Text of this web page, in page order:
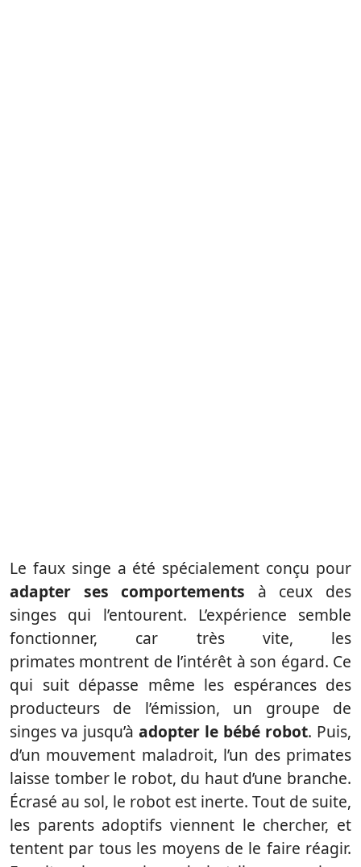
Le faux singe a été spécialement conçu pour
adapter ses comportements à ceux des
singes qui l’entourent. L’expérience semble
fonctionner, car très vite, les
primates montrent de l’intérêt à son égard. Ce
qui suit dépasse même les espérances des
producteurs de l’émission, un groupe de
singes va jusqu’à adopter le bébé robot. Puis,
d’un mouvement maladroit, l’un des primates
laisse tomber le robot, du haut d’une branche.
Écrasé au sol, le robot est inerte. Tout de suite,
les parents adoptifs viennent le chercher, et
tentent par tous les moyens de le faire réagir.